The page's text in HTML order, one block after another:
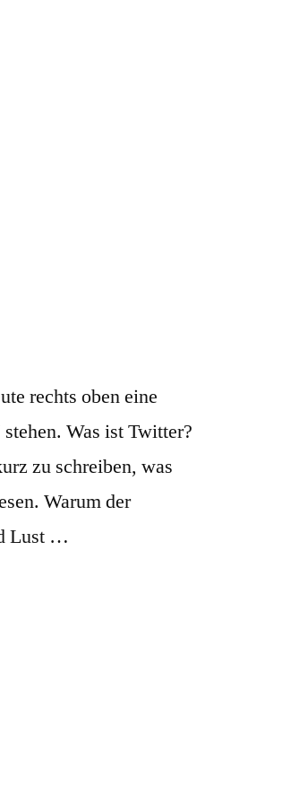
rechts oben eine
Was ist Twitter?
zu schreiben, was
Warum der
Lust …